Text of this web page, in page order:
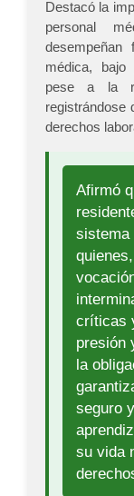
Destacó la
personal
desempeñan
médica, bajo
pese a la
registrándose
derechos
Afirmó
sistema
críticas
presión
la
seguro
su vida